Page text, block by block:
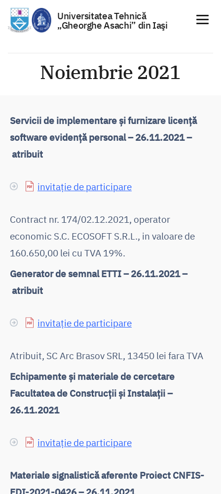
Universitatea Tehnică
„Gheorghe Asachi” din Iaşi
Noiembrie 2021
Servicii de implementare și furnizare licență
software evidență personal – 26.11.2021 –
atribuit
invitație de participare
Contract nr. 174/02.12.2021, operator
economic S.C. ECOSOFT S.R.L., in valoare de
160.650,00 lei cu TVA 19%.
Generator de semnal ETTI – 26.11.2021 –
atribuit
invitație de participare
Atribuit, SC Arc Brasov SRL, 13450 lei fara TVA
Echipamente și materiale de cercetare
Facultatea de Construcții și Instalații –
26.11.2021
invitație de participare
Materiale signalistică aferente Proiect CNFIS-